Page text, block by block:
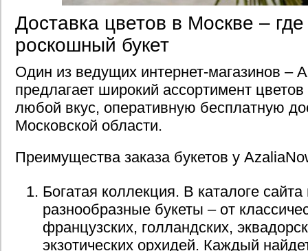
Доставка цветов в Москве – где
роскошный букет
Один из ведущих интернет-магазинов –
предлагает широкий ассортимент
любой вкус, оперативную бесплатную
Московской области.
Преимущества заказа букетов у
Богатая коллекция. В каталоге
разнообразные букеты – от
французских, голландских,
экзотических орхидей. Каждый